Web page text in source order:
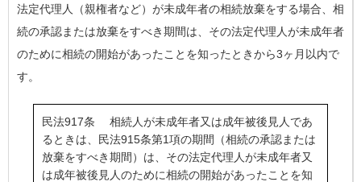
法定代理人（親権者など）が未成年者の相続放棄をする場合、相
続の承認または放棄をすべき期間は、その法定代理人が未成年者
のために相続の開始があったことを知ったときから3ヶ月以内で
す。
民法917条 相続人が未成年者又は成年被後見人であ
るときは、民法915条第1項の期間（相続の承認または
放棄をすべき期間）は、その法定代理人が未成年者又
は成年被後見人のために相続の開始があったことを知